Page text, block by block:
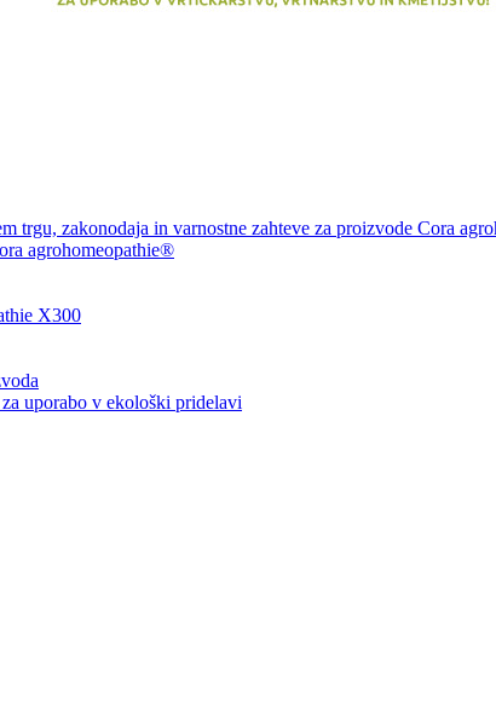
trgu, zakonodaja in varnostne zahteve za proizvode Cora
agrohomeopathie®
X300
uporabo v ekološki pridelavi